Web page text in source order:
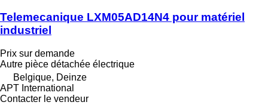
Telemecanique LXM05AD14N4 pour matériel
industriel
Prix sur demande
Autre pièce détachée électrique
Belgique, Deinze
APT International
Contacter le vendeur